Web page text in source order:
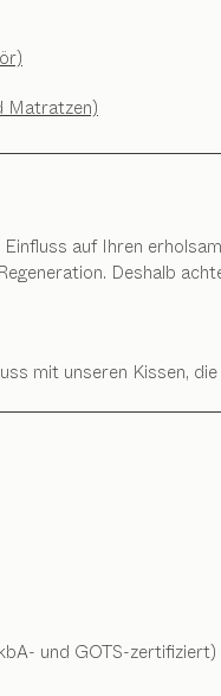
Matratzen)
Einfluss auf Ihren
Deshalb
mit unseren Kissen,
und GOTS-zertifiziert)